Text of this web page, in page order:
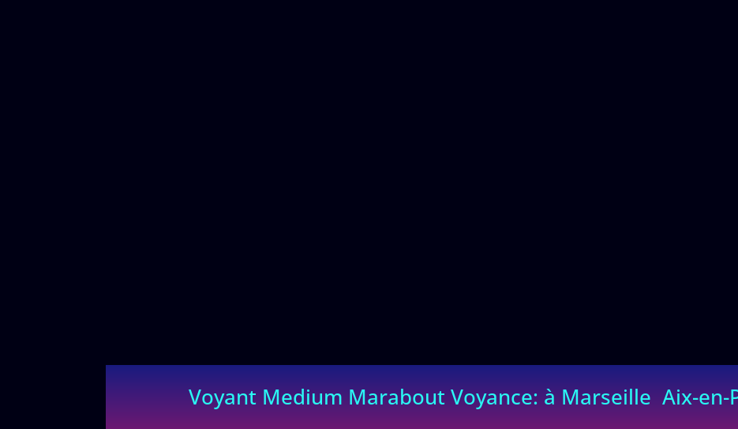
Voyant Medium Marabout Voyance: à Marseille Aix-en-